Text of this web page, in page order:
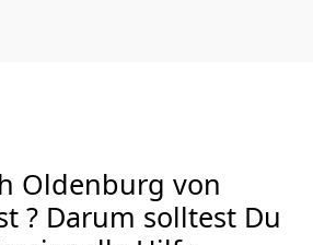
Oldenburg von
? Darum solltest Du